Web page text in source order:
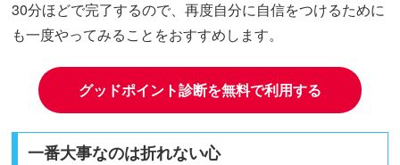
30分ほどで完了するので、再度自分に自信をつけるために
も一度やってみることをおすすめします。
グッドポイント診断を無料で利用する
一番大事なのは折れない心